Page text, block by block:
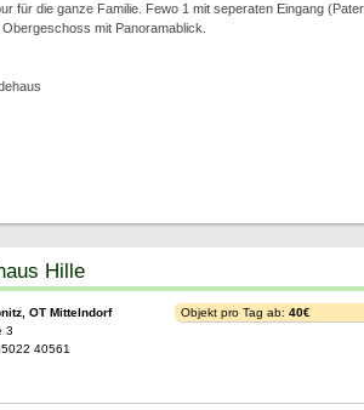
für die ganze Familie. Fewo 1 mit seperaten Eingang
mit Panoramablick.
Hille
OT Mittelndorf
3
40561
Objekt pro Tag ab: 40€